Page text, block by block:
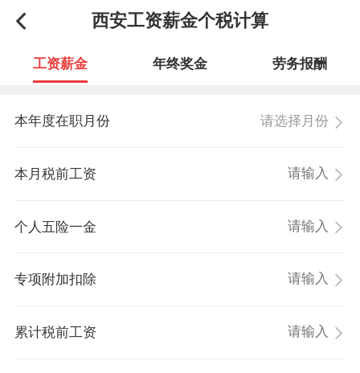
西安工资薪金个税计算
工资薪金 年终奖金 劳务报酬
本年度在职月份 请选择月份
本月税前工资
个人五险一金
专项附加扣除
累计税前工资